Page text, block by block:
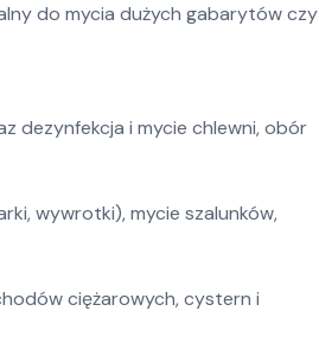
do mycia dużych gabarytów czy
dezynfekcja i mycie chlewni, obór
wywrotki), mycie szalunków,
ciężarowych, cystern i